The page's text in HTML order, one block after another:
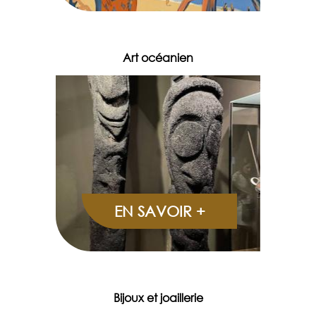
Art océanien
EN SAVOIR +
Bijoux et joaillerie